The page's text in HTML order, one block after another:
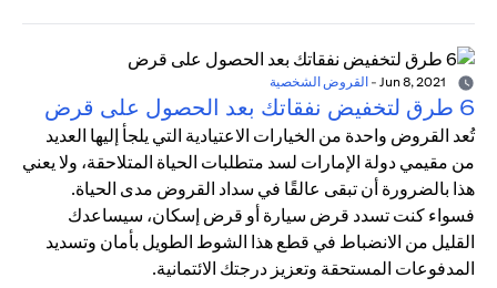
- القروض الشخصية
6 طرق لتخفيض نفقاتك بعد الحصول على قرض
تُعد القروض واحدة من الخيارات الاعتيادية التي يلجأ إليها العديد
من مقيمي دولة الإمارات لسد متطلبات الحياة المتلاحقة، ولا يعني
هذا بالضرورة أن تبقى عالقًا في سداد القروض مدى الحياة.
فسواء كنت تسدد قرض سيارة أو قرض إسكان، سيساعدك
القليل من الانضباط في قطع هذا الشوط الطويل بأمان وتسديد
المدفوعات المستحقة وتعزيز درجتك الائتمانية.